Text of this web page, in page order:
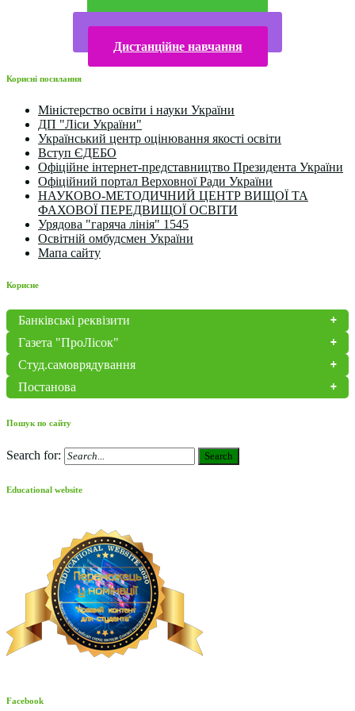
Дистанційне навчання
Корисні посилання
Міністерство освіти і науки України
ДП "Ліси України"
Український центр оцінювання якості освіти
Вступ ЄДЕБО
Офіційне інтернет-представництво Президента України
Офіційний портал Верховної Ради України
НАУКОВО-МЕТОДИЧНИЙ ЦЕНТР ВИЩОЇ ТА
ФАХОВОЇ ПЕРЕДВИЩОЇ ОСВІТИ
Урядова "гаряча лінія" 1545
Освітній омбудсмен України
Мапа сайту
Корисне
Банківські реквізити
Газета "ПроЛісок"
Студ.самоврядування
Постанова
Пошук по сайту
Search for: Search
Educational website
Facebook